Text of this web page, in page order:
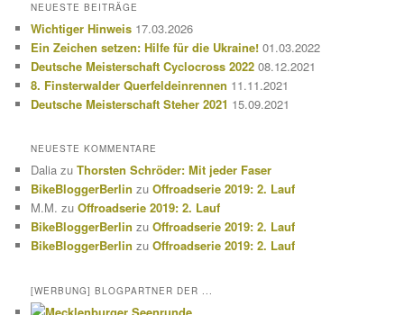
n
NEUESTE BEITRÄGE
Wichtiger Hinweis 17.03.2026
Ein Zeichen setzen: Hilfe für die Ukraine! 01.03.2022
Deutsche Meisterschaft Cyclocross 2022 08.12.2021
8. Finsterwalder Querfeldeinrennen 11.11.2021
Deutsche Meisterschaft Steher 2021 15.09.2021
NEUESTE KOMMENTARE
Dalia zuThorsten Schröder: Mit jeder Faser
BikeBloggerBerlin zuOffroadserie 2019: 2. Lauf
M.M. zuOffroadserie 2019: 2. Lauf
BikeBloggerBerlin zuOffroadserie 2019: 2. Lauf
BikeBloggerBerlin zuOffroadserie 2019: 2. Lauf
[WERBUNG] BLOGPARTNER DER ...